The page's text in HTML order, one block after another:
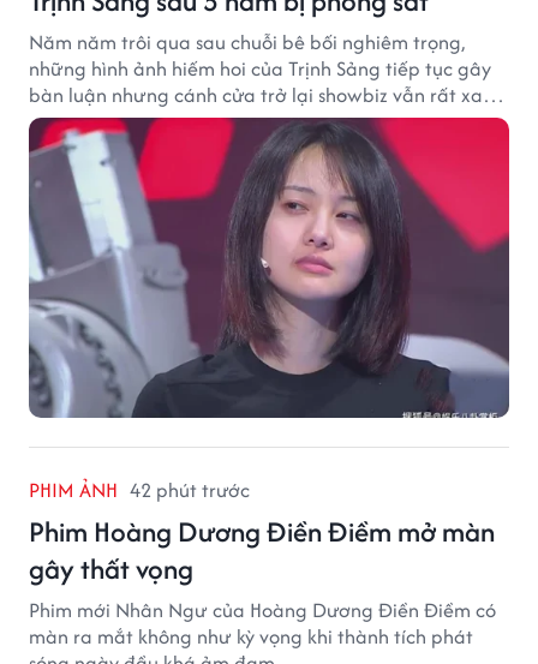
Năm năm trôi qua sau chuỗi bê bối nghiêm trọng,
những hình ảnh hiếm hoi của Trịnh Sảng tiếp tục gây
bàn luận nhưng cánh cửa trở lại showbiz vẫn rất xa
vời.
PHIM ẢNH 42 phút trước
Phim Hoàng Dương Điền Điềm mở màn
gây thất vọng
Phim mới Nhân Ngư của Hoàng Dương Điền Điềm có
màn ra mắt không như kỳ vọng khi thành tích phát